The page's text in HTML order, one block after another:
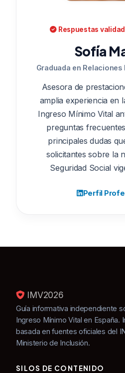
Respuestas
Sofía
Graduada en Relaciones
Asesora de
amplia experiencia en
Ingreso Mínimo Vital
preguntas
principales dudas
solicitantes sobre la
Seguridad Social
Perfil
IMV2026
Guía informativa independiente
Ingreso Mínimo Vital en España.
basada en fuentes oficiales del
Ministerio de Inclusión.
SILOS DE CONTENIDO